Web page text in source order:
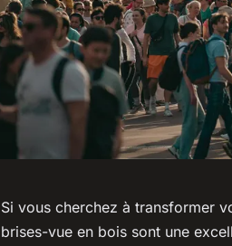
Si vous cherchez à transformer
brises-vue en bois sont une